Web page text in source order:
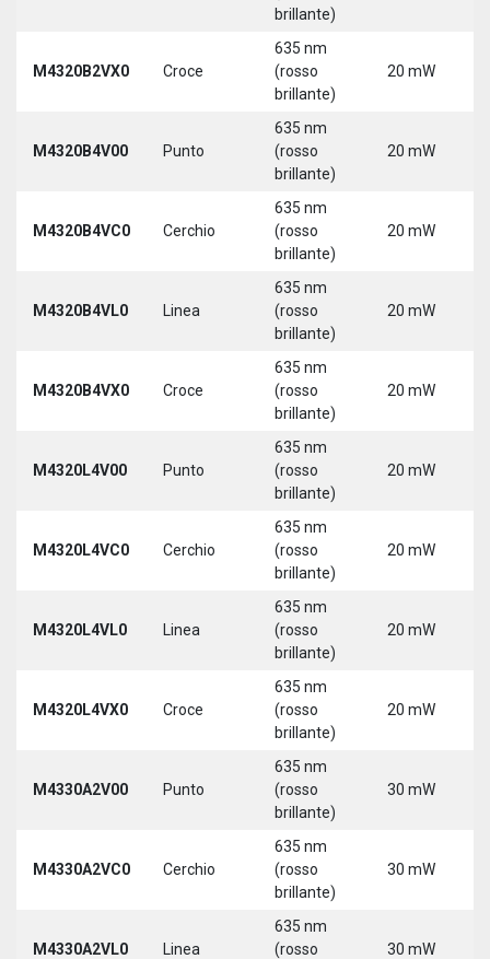
brillante)
M4320B2VX0 Croce
635 nm
(rosso
brillante)
20 mW
M4320B4V00 Punto
635 nm
(rosso
brillante)
20 mW
M4320B4VC0 Cerchio
635 nm
(rosso
brillante)
20 mW
M4320B4VL0 Linea
635 nm
(rosso
brillante)
20 mW
M4320B4VX0 Croce
635 nm
(rosso
brillante)
20 mW
M4320L4V00 Punto
635 nm
(rosso
brillante)
20 mW
M4320L4VC0 Cerchio
635 nm
(rosso
brillante)
20 mW
M4320L4VL0 Linea
635 nm
(rosso
brillante)
20 mW
M4320L4VX0 Croce
635 nm
(rosso
brillante)
20 mW
M4330A2V00 Punto
635 nm
(rosso
brillante)
30 mW
M4330A2VC0 Cerchio
635 nm
(rosso
brillante)
30 mW
M4330A2VL0 Linea
635 nm
(rosso
30 mW